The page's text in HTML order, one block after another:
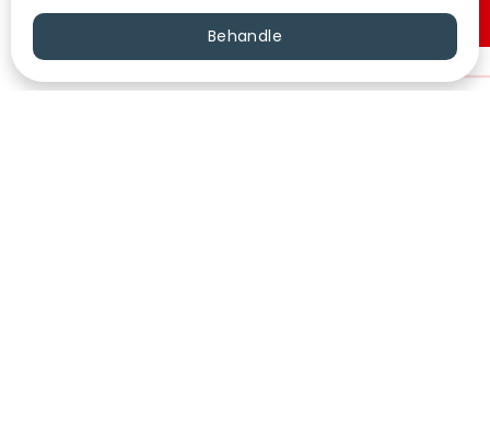
Behandle Hurtigkjøp